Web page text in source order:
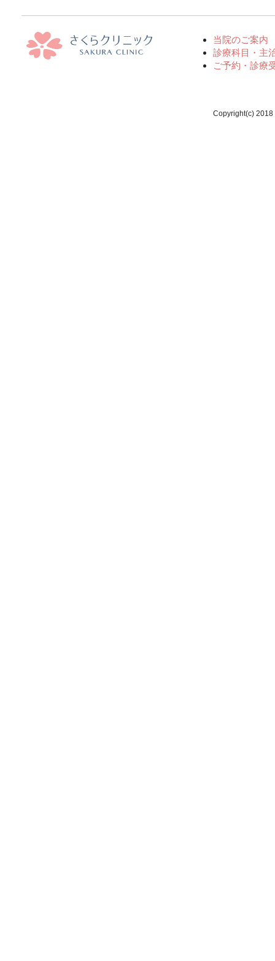
当院のご案内
診療科目・主
ご予約・診療
Copyright(c)